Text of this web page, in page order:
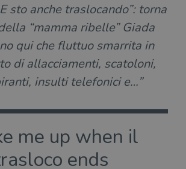
sto anche traslocando”: torna
“mamma ribelle” Giada
qui che fluttuo smarrita in
di allacciamenti, scatoloni,
insulti telefonici e…”
me up when il
ends